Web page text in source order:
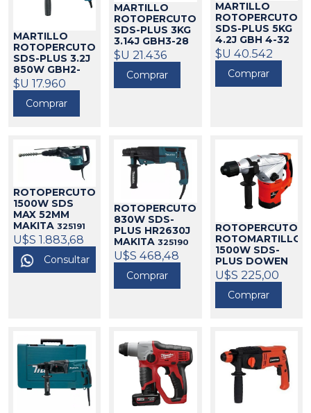
MARTILLO
ROTOPERCUTOR
SDS-PLUS 3.2J
850W GBH2-
28D BOSCH
21103
$U 17.960
Comprar
MARTILLO
ROTOPERCUTOR
SDS-PLUS 3KG
3.14J GBH3-28
BOSCH21022
$U 21.436
Comprar
MARTILLO
ROTOPERCUTOR
SDS-PLUS 5KG
4.2J GBH 4-32
DFR BOSCH
21004
$U 40.542
Comprar
ROTOPERCUTOR
1500W SDS
MAX 52MM
MAKITA 325191
U$S 1.883,68
Consultar
ROTOPERCUTOR
830W SDS-
PLUS HR2630J
MAKITA 325190
U$S 468,48
Comprar
ROTOPERCUTOR
ROTOMARTILLO
1500W SDS-
PLUS DOWEN
PAGIO
9993896
424225
U$S 225,00
Comprar